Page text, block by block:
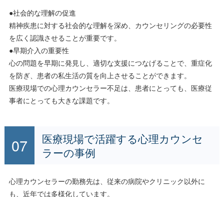
●社会的な理解の促進
精神疾患に対する社会的な理解を深め、カウンセリングの必要性
を広く認識させることが重要です。
●早期介入の重要性
心の問題を早期に発見し、適切な支援につなげることで、重症化
を防ぎ、患者の私生活の質を向上させることができます。
医療現場での心理カウンセラー不足は、患者にとっても、医療従
事者にとっても大きな課題です。
医療現場で活躍する心理カウンセ
ラーの事例
心理カウンセラーの勤務先は、従来の病院やクリニック以外に
も、近年では多様化しています。